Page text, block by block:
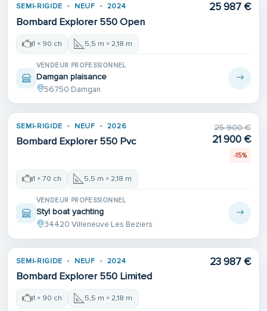
SEMI-RIGIDE NEUF 2024
Bombard Explorer 550 Open
25 987 €
1 × 90 ch 5,5 m × 2,18 m
VENDEUR PROFESSIONNEL
Damgan plaisance
56750 Damgan
SEMI-RIGIDE NEUF 2026
Bombard Explorer 550 Pvc
25 900 €
21 900 €
-15%
1 × 70 ch 5,5 m × 2,18 m
VENDEUR PROFESSIONNEL
Styl boat yachting
34420 Villeneuve Les Beziers
SEMI-RIGIDE NEUF 2024
Bombard Explorer 550 Limited
23 987 €
1 × 90 ch 5,5 m × 2,18 m